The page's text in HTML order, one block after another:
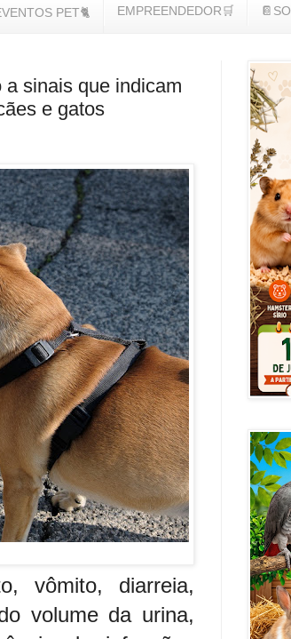
PET🐈 EMPREENDEDOR🛒
a sinais que indicam
e gatos
vômito, diarreia,
volume da urina,